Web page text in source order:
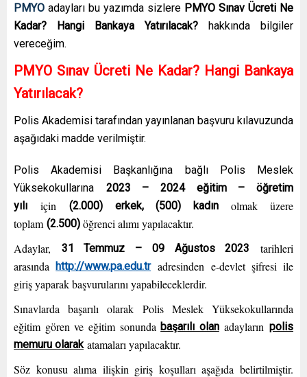
PMYO adayları bu yazımda sizlere PMYO Sınav Ücreti Ne
Kadar? Hangi Bankaya Yatırılacak? hakkında bilgiler
vereceğim.
PMYO Sınav Ücreti Ne Kadar? Hangi Bankaya
Yatırılacak?
Polis Akademisi tarafından yayınlanan başvuru kılavuzunda
aşağıdaki madde verilmiştir.
Polis Akademisi Başkanlığına bağlı Polis Meslek
Yüksekokullarına
2023 – 2024 eğitim – öğretim
yılı
için (2.000) erkek, (500) kadınolmak üzere
toplam (2.500) öğrenci alımı yapılacaktır.
Adaylar,
31 Temmuz – 09 Ağustos 2023
tarihleri
arasında http://www.pa.edu.tr adresinden e-devlet şifresi ile
giriş yaparak başvurularını yapabileceklerdir.
Sınavlarda başarılı olarak Polis Meslek Yüksekokullarında
eğitim gören ve eğitim sonunda başarılı olan adayların polis
memuru olarak atamaları yapılacaktır.
Söz konusu alıma ilişkin giriş koşulları aşağıda belirtilmiştir.